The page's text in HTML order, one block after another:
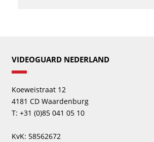
VIDEOGUARD NEDERLAND
Koeweistraat 12
4181 CD Waardenburg
T: +31 (0)85 041 05 10
KvK: 58562672